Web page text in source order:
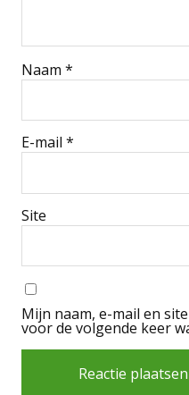
Naam *
E-mail *
Site
Mijn naam, e-mail en
voor de volgende keer